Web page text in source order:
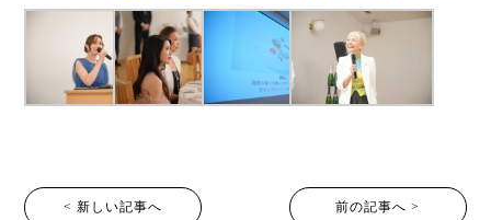
< 新しい記事へ 前の記事へ >